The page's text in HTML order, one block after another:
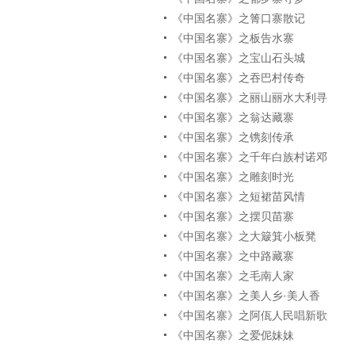
《中国名寨》之箐口寨散记
《中国名寨》之板告水寨
《中国名寨》之宝山石头城
《中国名寨》之吞巴村传奇
《中国名寨》之丽山丽水大利寻
《中国名寨》之翁达藏寨
《中国名寨》之镌刻传承
《中国名寨》之千年白族村诺邓
《中国名寨》之雕刻时光
《中国名寨》之短裙苗风情
《中国名寨》之摆贝苗寨
《中国名寨》之大簸箕小板凳
《中国名寨》之中路藏寨
《中国名寨》之毛南人家
《中国名寨》之美人乡·美人香
《中国名寨》之阿佤人民唱新歌
《中国名寨》之爱伲妹妹